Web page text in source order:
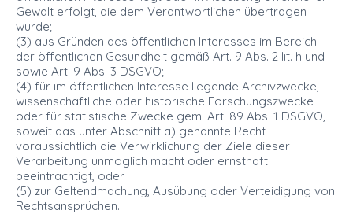
Gewalt erfolgt, die dem Verantwortlichen übertragen
wurde;
(3) aus Gründen des öffentlichen Interesses im Bereich
der öffentlichen Gesundheit gemäß Art. 9 Abs. 2 lit. h und i
sowie Art. 9 Abs. 3 DSGVO;
(4) für im öffentlichen Interesse liegende Archivzwecke,
wissenschaftliche oder historische Forschungszwecke
oder für statistische Zwecke gem. Art. 89 Abs. 1 DSGVO,
soweit das unter Abschnitt a) genannte Recht
voraussichtlich die Verwirklichung der Ziele dieser
Verarbeitung unmöglich macht oder ernsthaft
beeinträchtigt, oder
(5) zur Geltendmachung, Ausübung oder Verteidigung von
Rechtsansprüchen.